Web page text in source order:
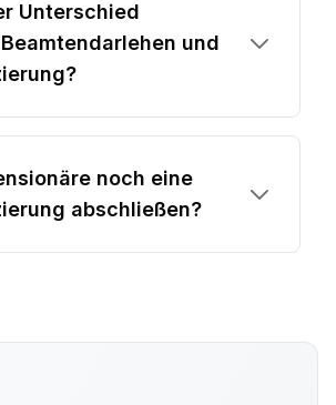
Unterschied
und
noch eine
abschließen?